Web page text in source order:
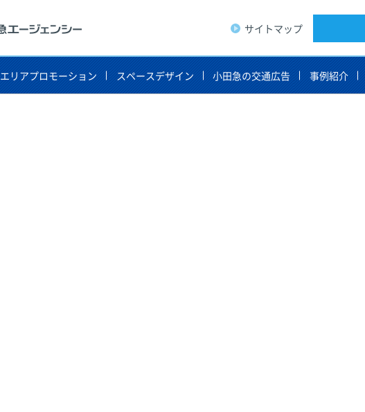
エリアプロモーション スペースデザイン 小田急の交通広告 事例紹介
サイトマップ